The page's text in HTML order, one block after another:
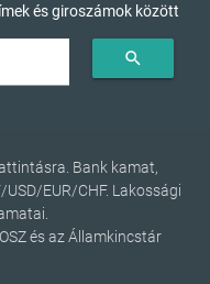
és giroszámok között
search
Bank kamat,
EUR/CHF. Lakossági
és az Államkincstár